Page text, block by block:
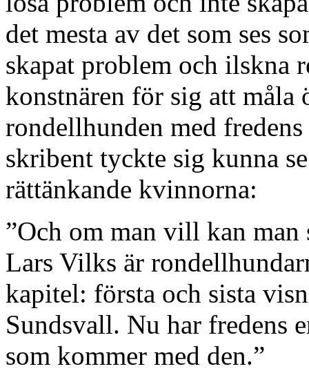
det mesta av det som ses
skapat problem och ilskna
konstnären för sig att måla
rondellhunden med
skribent tyckte sig kunna
rättänkande kvinnorna:
”Och om man vill kan man
Lars Vilks är
kapitel: första och sista
Sundsvall. Nu har fredens
som kommer med den.”